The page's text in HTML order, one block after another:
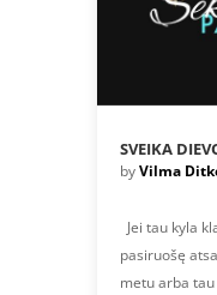
SVEIKA
byVilma
Jei tau kyla
pasiruošę
metu arba tau